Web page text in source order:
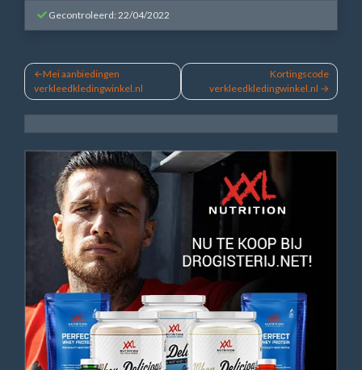
Gecontroleerd: 22/04/2022
Bericht
navigatie
Mei aanbiedingen
verkleedkledingwinkel.nl
Kortingscode
verkleedkledingwinkel.nl